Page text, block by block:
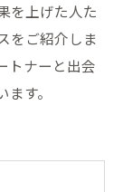
を上げた人た
をご紹介しま
トナーと出会
す。